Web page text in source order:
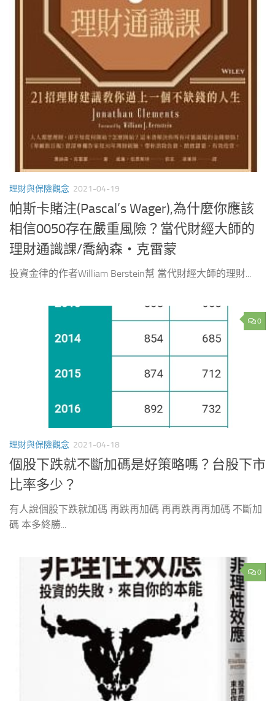
理財與保險觀念 2021-04-19
帕斯卡賭注(Pascal’s Wager),為什麼你應該
相信0050存在嚴重風險？當代財經大師的
理財通識課/喬納森‧克雷蒙
投資金律的作者William Berstein幫 當代財經大師的理財...
0
理財與保險觀念 2021-04-18
個股下跌就不斷加碼是好策略嗎？台股下市
比率多少？
有人說個股下跌就加碼 再跌再加碼 再再跌再再加碼 不斷加
碼 本多終勝...
0